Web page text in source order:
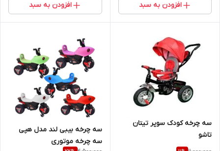
افزودن به سبد افزودن به سبد
سه چرخه کودک سوپر تیتان
تاشو
سه چرخه بیبی لند مدل هپی
سه چرخه موتوری